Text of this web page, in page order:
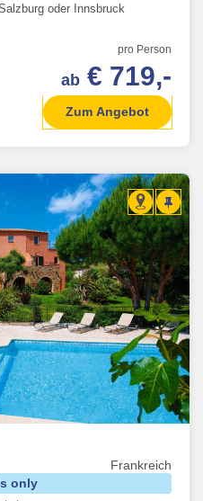
oder Innsbruck
pro Person
ab € 719,-
Zum Angebot
Frankreich
only